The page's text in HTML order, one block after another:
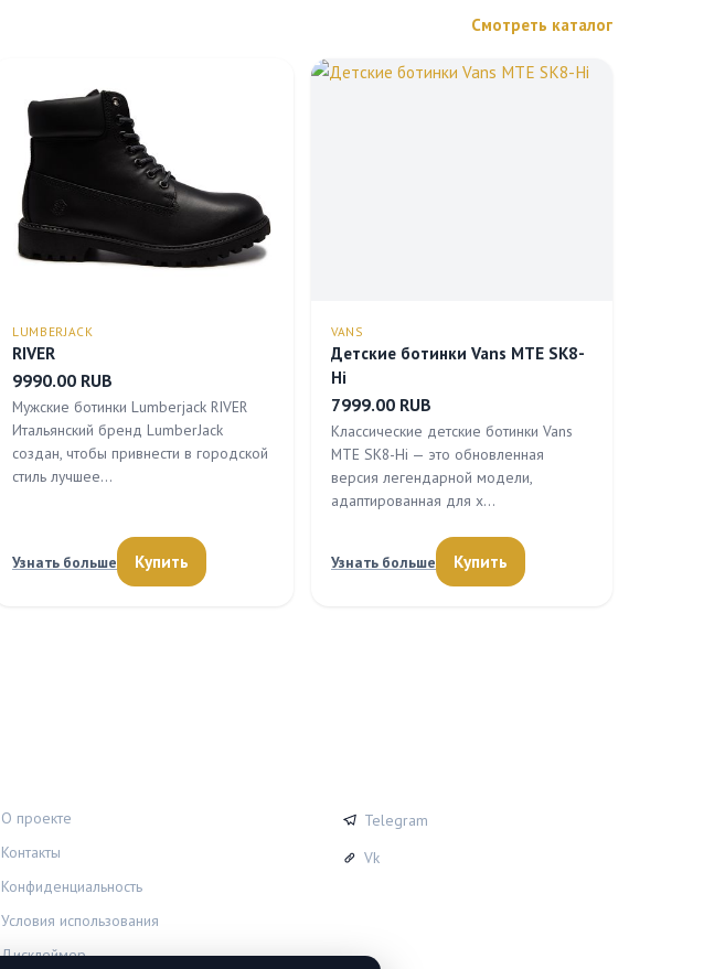
Смотреть каталог
LUMBERJACK
RIVER
9990.00 RUB
Мужские ботинки Lumberjack RIVER
Итальянский бренд LumberJack
создан, чтобы привнести в городской
стиль лучшее…
Узнать больше Купить
VANS
Детские ботинки Vans MTE SK8-
Hi
7999.00 RUB
Классические детские ботинки Vans
MTE SK8-Hi — это обновленная
версия легендарной модели,
адаптированная для х…
Узнать больше Купить
О проекте
Контакты
Конфиденциальность
Условия использования
Дисклеймер
Telegram
Vk